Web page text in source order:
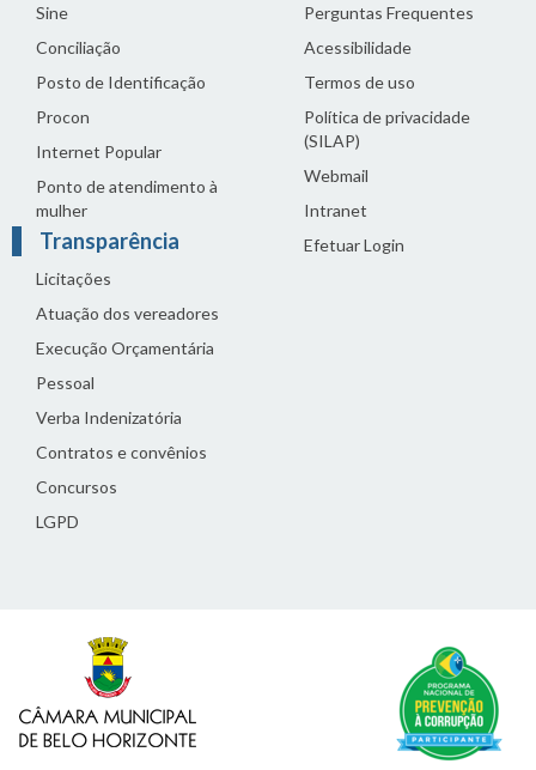
Sine
Conciliação
Posto de Identificação
Procon
Internet Popular
Ponto de atendimento à
mulher
Transparência
Licitações
Atuação dos vereadores
Execução Orçamentária
Pessoal
Verba Indenizatória
Contratos e convênios
Concursos
LGPD
Perguntas Frequentes
Acessibilidade
Termos de uso
Política de privacidade
(SILAP)
Webmail
Intranet
Efetuar Login